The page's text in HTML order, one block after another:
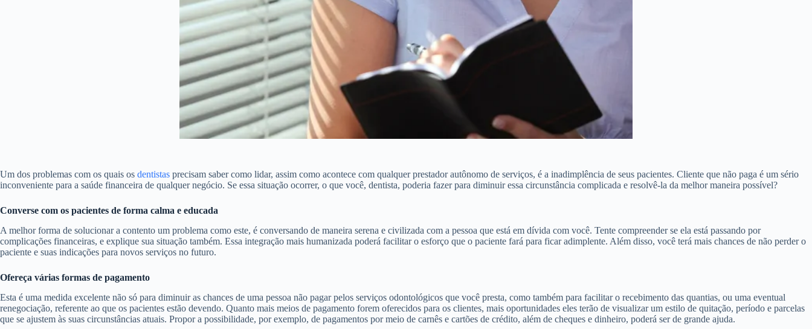
Um dos problemas com os quais os dentistas precisam saber como lidar, assim como acontece com qualquer prestador autônomo de serviços, é a inadimplência de seus pacientes. Cliente que não paga é um sério
inconveniente para a saúde financeira de qualquer negócio. Se essa situação ocorrer, o que você, dentista, poderia fazer para diminuir essa circunstância complicada e resolvê-la da melhor maneira possível?
Converse com os pacientes de forma calma e educada
A melhor forma de solucionar a contento um problema como este, é conversando de maneira serena e civilizada com a pessoa que está em dívida com você. Tente compreender se ela está passando por
complicações financeiras, e explique sua situação também. Essa integração mais humanizada poderá facilitar o esforço que o paciente fará para ficar adimplente. Além disso, você terá mais chances de não perder o
paciente e suas indicações para novos serviços no futuro.
Ofereça várias formas de pagamento
Esta é uma medida excelente não só para diminuir as chances de uma pessoa não pagar pelos serviços odontológicos que você presta, como também para facilitar o recebimento das quantias, ou uma eventual
renegociação, referente ao que os pacientes estão devendo. Quanto mais meios de pagamento forem oferecidos para os clientes, mais oportunidades eles terão de visualizar um estilo de quitação, período e parcelas
que se ajustem às suas circunstâncias atuais. Propor a possibilidade, por exemplo, de pagamentos por meio de carnês e cartões de crédito, além de cheques e dinheiro, poderá ser de grande ajuda.